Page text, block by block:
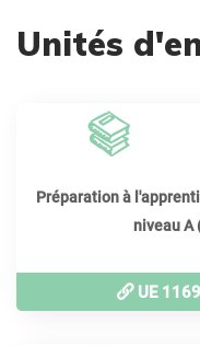
Unités
Préparation à
niveau A
UE